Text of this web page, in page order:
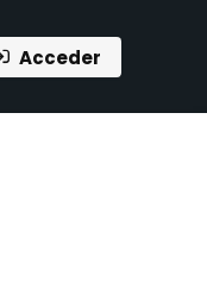
Acceder